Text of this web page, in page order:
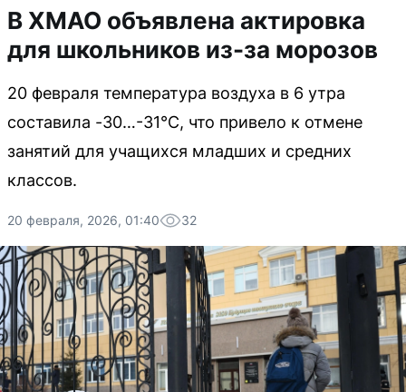
В ХМАО объявлена актировка
для школьников из-за морозов
20 февраля температура воздуха в 6 утра
составила -30…-31°C, что привело к отмене
занятий для учащихся младших и средних
классов.
20 февраля, 2026, 01:40 32